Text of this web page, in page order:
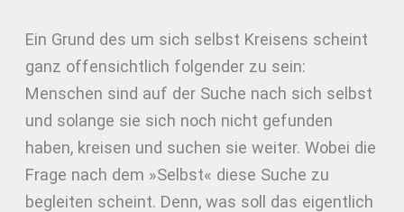
Ein Grund des um sich selbst Kreisens scheint
ganz offensichtlich folgender zu sein:
Menschen sind auf der Suche nach sich selbst
und solange sie sich noch nicht gefunden
haben, kreisen und suchen sie weiter. Wobei die
Frage nach dem »Selbst« diese Suche zu
begleiten scheint. Denn, was soll das eigentlich